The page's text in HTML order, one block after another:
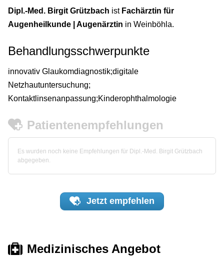
Dipl.-Med. Birgit Grützbach ist Fachärztin für
Augenheilkunde | Augenärztin in Weinböhla.
Behandlungsschwerpunkte
innovativ Glaukomdiagnostik;digitale
Netzhautuntersuchung;
Kontaktlinsenanpassung;Kinderophthalmologie
Patientenempfehlungen
Es wurden noch keine Empfehlungen für Dipl.-Med. Birgit Grützbach
abgegeben.
Jetzt empfehlen
Medizinisches Angebot